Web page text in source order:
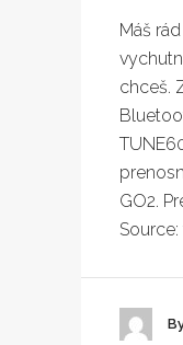
Máš
chceš.
GO2.